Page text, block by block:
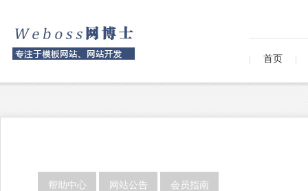
首页
帮助中心 网站公告 会员指南